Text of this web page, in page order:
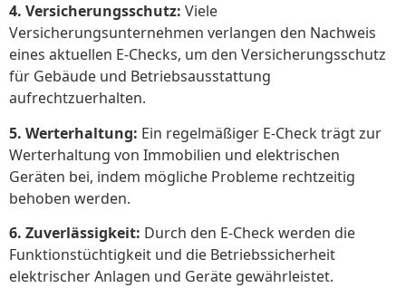
4. Versicherungsschutz: Viele
Versicherungsunternehmen verlangen den Nachweis
eines aktuellen E-Checks, um den Versicherungsschutz
für Gebäude und Betriebsausstattung
aufrechtzuerhalten.
5. Werterhaltung: Ein regelmäßiger E-Check trägt zur
Werterhaltung von Immobilien und elektrischen
Geräten bei, indem mögliche Probleme rechtzeitig
behoben werden.
6. Zuverlässigkeit: Durch den E-Check werden die
Funktionstüchtigkeit und die Betriebssicherheit
elektrischer Anlagen und Geräte gewährleistet.